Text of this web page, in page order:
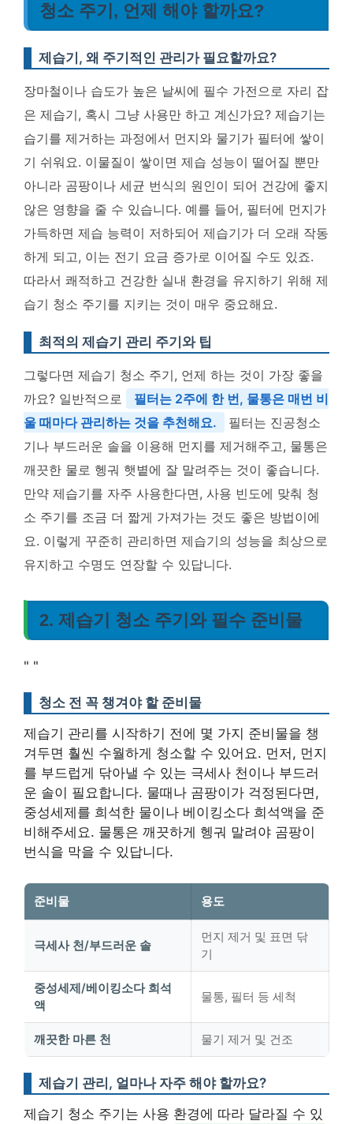
청소 주기, 언제 해야 할까요?
제습기, 왜 주기적인 관리가 필요할까요?
장마철이나 습도가 높은 날씨에 필수 가전으로 자리 잡
은 제습기, 혹시 그냥 사용만 하고 계신가요? 제습기는
습기를 제거하는 과정에서 먼지와 물기가 필터에 쌓이
기 쉬워요. 이물질이 쌓이면 제습 성능이 떨어질 뿐만
아니라 곰팡이나 세균 번식의 원인이 되어 건강에 좋지
않은 영향을 줄 수 있습니다. 예를 들어, 필터에 먼지가
가득하면 제습 능력이 저하되어 제습기가 더 오래 작동
하게 되고, 이는 전기 요금 증가로 이어질 수도 있죠.
따라서 쾌적하고 건강한 실내 환경을 유지하기 위해 제
습기 청소 주기를 지키는 것이 매우 중요해요.
최적의 제습기 관리 주기와 팁
그렇다면 제습기 청소 주기, 언제 하는 것이 가장 좋을
까요? 일반적으로
필터는 2주에 한 번, 물통은 매번 비
울 때마다 관리하는 것을 추천해요.
필터는 진공청소
기나 부드러운 솔을 이용해 먼지를 제거해주고, 물통은
깨끗한 물로 헹궈 햇볕에 잘 말려주는 것이 좋습니다.
만약 제습기를 자주 사용한다면, 사용 빈도에 맞춰 청
소 주기를 조금 더 짧게 가져가는 것도 좋은 방법이에
요. 이렇게 꾸준히 관리하면 제습기의 성능을 최상으로
유지하고 수명도 연장할 수 있답니다.
2. 제습기 청소 주기와 필수 준비물
" "
청소 전 꼭 챙겨야 할 준비물
제습기 관리를 시작하기 전에 몇 가지 준비물을 챙
겨두면 훨씬 수월하게 청소할 수 있어요. 먼저, 먼지
를 부드럽게 닦아낼 수 있는 극세사 천이나 부드러
운 솔이 필요합니다. 물때나 곰팡이가 걱정된다면,
중성세제를 희석한 물이나 베이킹소다 희석액을 준
비해주세요. 물통은 깨끗하게 헹궈 말려야 곰팡이
번식을 막을 수 있답니다.
준비물 용도
극세사 천/부드러운 솔
먼지 제거 및 표면 닦
기
중성세제/베이킹소다 희석
액
물통, 필터 등 세척
깨끗한 마른 천 물기 제거 및 건조
제습기 관리, 얼마나 자주 해야 할까요?
제습기 청소 주기는 사용 환경에 따라 달라질 수 있